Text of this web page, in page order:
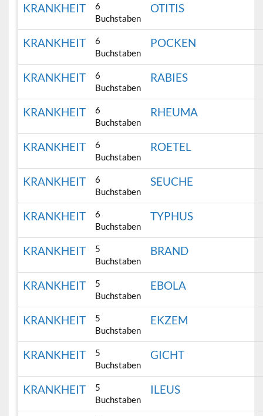
KRANKHEIT
6
Buchstaben
OTITIS
KRANKHEIT
6
Buchstaben
POCKEN
KRANKHEIT
6
Buchstaben
RABIES
KRANKHEIT
6
Buchstaben
RHEUMA
KRANKHEIT
6
Buchstaben
ROETEL
KRANKHEIT
6
Buchstaben
SEUCHE
KRANKHEIT
6
Buchstaben
TYPHUS
KRANKHEIT
5
Buchstaben
BRAND
KRANKHEIT
5
Buchstaben
EBOLA
KRANKHEIT
5
Buchstaben
EKZEM
KRANKHEIT
5
Buchstaben
GICHT
KRANKHEIT
5
Buchstaben
ILEUS